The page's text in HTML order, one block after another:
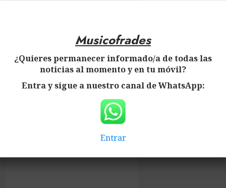
Cornetas y Tambores
Nuestro Padre Jesús
Cautivo de Sanlúcar la
Mayor
Musicofrades
¿Quieres permanecer informado/a de todas las
noticias al momento y en tu móvil?
Entra y sigue a nuestro canal de WhatsApp:
Entrar